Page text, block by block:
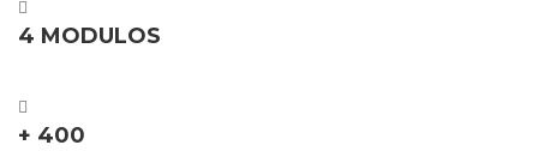
4 MODULOS
+ 400